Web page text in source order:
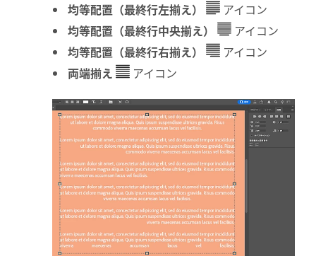
均等配置（最終行左揃え）
アイコン
均等配置（最終行中央揃え）
アイコン
均等配置（最終行右揃え）
アイコン
両端揃え
アイコン